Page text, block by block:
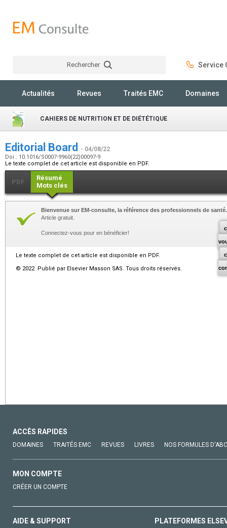
Rechercher Service
Actualités Revues Traités EMC Domaines
CAHIERS DE NUTRITION ET DE DIÉTÉTIQUE
Editorial Board - 04/08/22
Doi : 10.1016/S0007-9960(22)00097-9
Le texte complet de cet article est disponible en PDF.
PDF
Résumé
Mots clés
Bienvenue sur EM-consulte, la référence des professionnels de santé.
Article gratuit.
Connectez-vous pour en bénéficier!
Le texte complet de cet article est disponible en PDF.
© 2022 Publié par Elsevier Masson SAS. Tous droits réservés.
ACCÈS RAPIDES
DOMAINES TRAITÉS EMC REVUES LIVRES NOS FORMULES
MON COMPTE
CRÉER UN COMPTE
AIDE & SUPPORT PLATEFORMES